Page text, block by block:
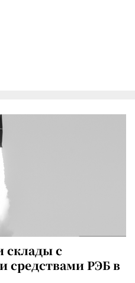
склады с
средствами РЭБ в